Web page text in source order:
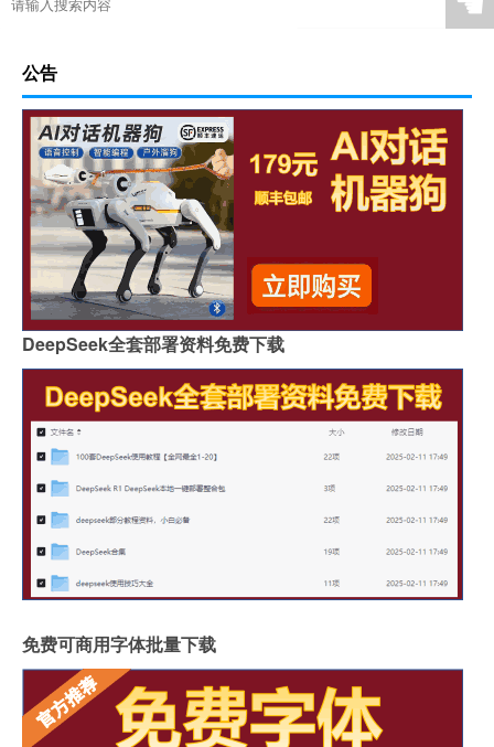
公告
DeepSeek全套部署资料免费下载
免费可商用字体批量下载